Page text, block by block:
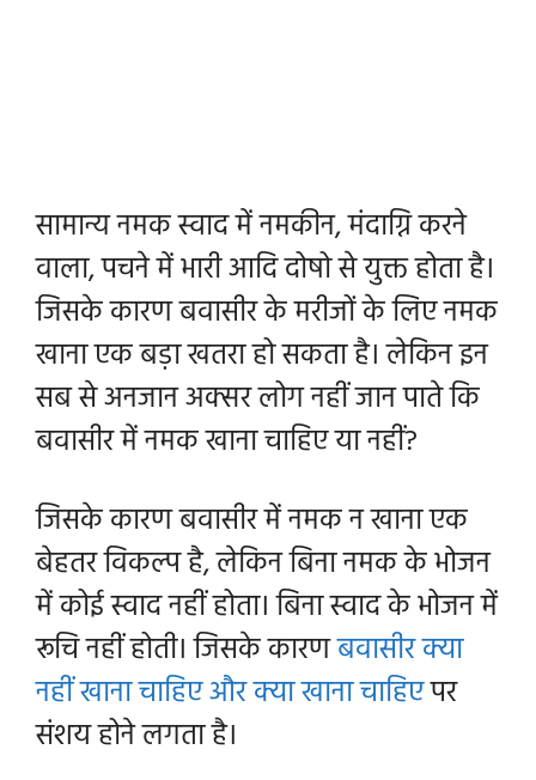
सामान्य नमक स्वाद में नमकीन, मंदाग्नि करने
वाला, पचने में भारी आदि दोषो से युक्त होता है।
जिसके कारण बवासीर के मरीजों के लिए नमक
खाना एक बड़ा खतरा हो सकता है। लेकिन इन
सब से अनजान अक्सर लोग नहीं जान पाते कि
बवासीर में नमक खाना चाहिए या नहीं?
जिसके कारण बवासीर में नमक न खाना एक
बेहतर विकल्प है, लेकिन बिना नमक के भोजन
में कोई स्वाद नहीं होता। बिना स्वाद के भोजन में
रूचि नहीं होती। जिसके कारणबवासीर क्या
नहीं खाना चाहिए और क्या खाना चाहिएपर
संशय होने लगता है।